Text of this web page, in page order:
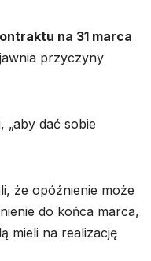
na 31 marca
przyczyny
„aby dać sobie
że opóźnienie może
do końca marca,
mieli na realizację